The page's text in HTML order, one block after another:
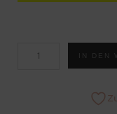
Valentinstag
IN DEN